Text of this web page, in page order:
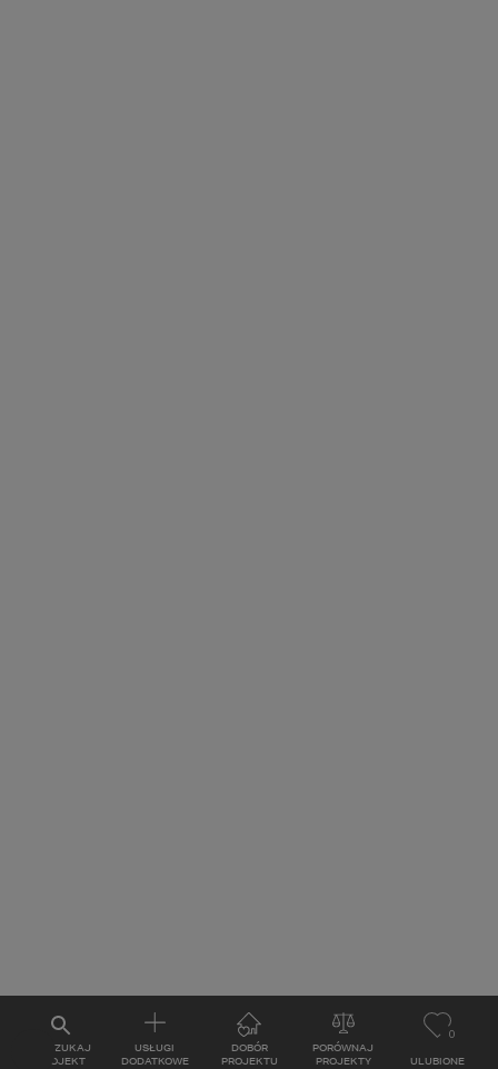
WYSZUKAJ
PROJEKT
USŁUGI
DODATKOWE
DOBÓR
PROJEKTU
PORÓWNAJ
PROJEKTY
ULUBIONE
0